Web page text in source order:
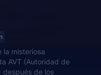
la misteriosa
AVT (Autoridad de
después de los